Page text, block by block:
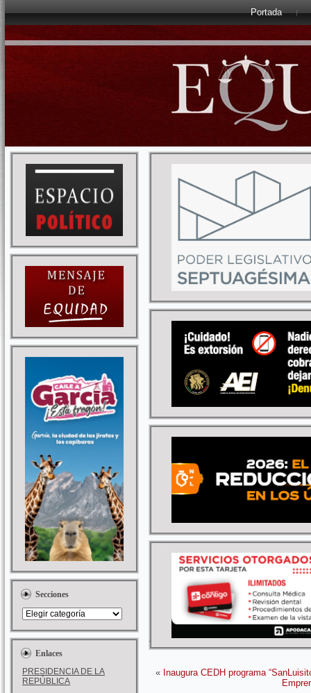
Portada
Secciones
Enlaces
PRESIDENCIA DE LA
REPÚBLICA
« Inaugura CEDH programa